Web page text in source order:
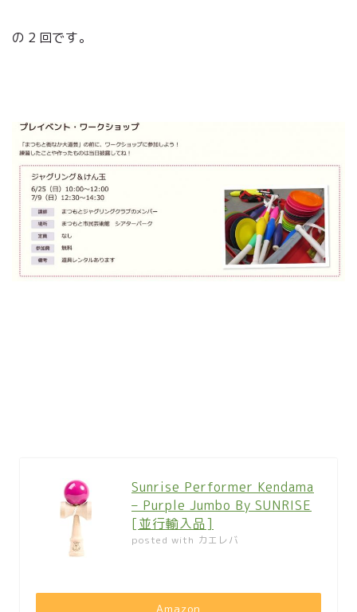
の２回です。
Sunrise Performer Kendama
– Purple Jumbo By SUNRISE
[並行輸入品]
posted with カエレバ
Amazon